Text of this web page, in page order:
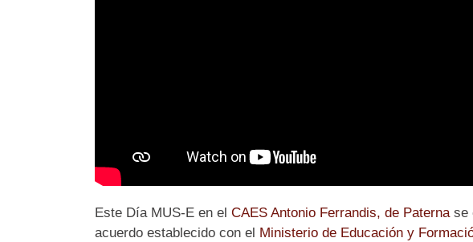
Este Día MUS-E en el CAES Antonio Ferrandis, de Paternase
acuerdo establecido con el Ministerio de Educación y